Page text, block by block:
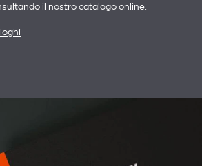
il nostro catalogo online.